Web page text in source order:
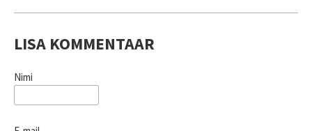
LISA KOMMENTAAR
Nimi